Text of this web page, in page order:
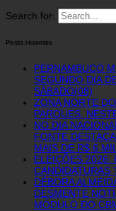
Search for:
Posts recentes
PERNAMBUCO
SEGUNDO DIA
SÁBADO(08)
ZONA NORTE
PARQUES,
NO DIA
FONTE
MAIS DE R$ 6
ELEIÇÕES 2026:
CANDIDATURAS
DÉBORA
DESMENTE
MÓDULO DO